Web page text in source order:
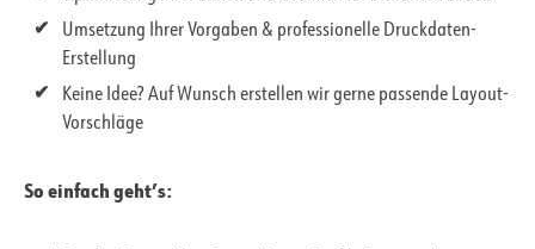
Umsetzung Ihrer Vorgaben & professionelle Druckdaten-
Erstellung
Keine Idee? Auf Wunsch erstellen wir gerne passende Layout-
Vorschläge
So einfach geht’s: